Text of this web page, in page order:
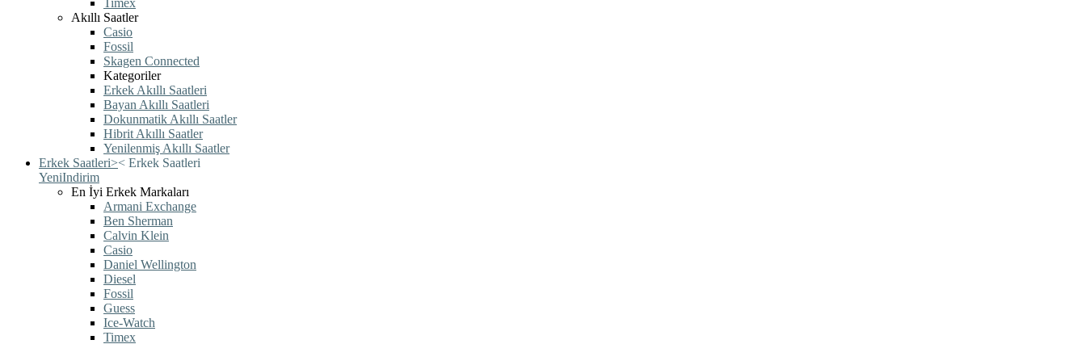
Timex
Akıllı Saatler
Casio
Fossil
Skagen Connected
Kategoriler
Erkek Akıllı Saatleri
Bayan Akıllı Saatleri
Dokunmatik Akıllı Saatler
Hibrit Akıllı Saatler
Yenilenmiş Akıllı Saatler
Erkek Saatleri>< Erkek Saatleri
YeniIndirim
En İyi Erkek Markaları
Armani Exchange
Ben Sherman
Calvin Klein
Casio
Daniel Wellington
Diesel
Fossil
Guess
Ice-Watch
Timex